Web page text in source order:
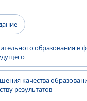
образования в
качества
результатов